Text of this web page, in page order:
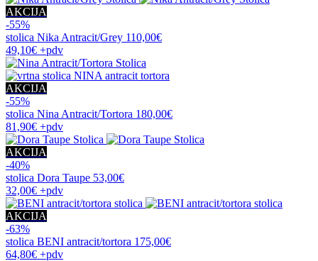
AKCIJA
-55%
stolica Nika Antracit/Grey 110,00€
49,10€ +pdv
AKCIJA
-55%
stolica Nina Antracit/Tortora 180,00€
81,90€ +pdv
AKCIJA
-40%
stolica Dora Taupe 53,00€
32,00€ +pdv
AKCIJA
-63%
stolica BENI antracit/tortora 175,00€
64,80€ +pdv